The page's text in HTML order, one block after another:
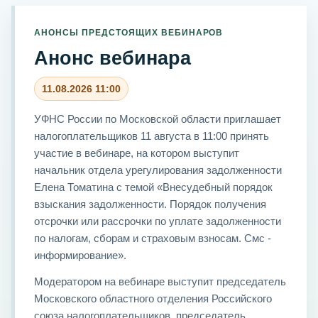
АНОНСЫ ПРЕДСТОЯЩИХ ВЕБИНАРОВ
Анонс вебинара
11.08.2026 11:00
УФНС России по Московской области приглашает
налогоплательщиков 11 августа в 11:00 принять
участие в вебинаре, на котором выступит
начальник отдела урегулирования задолженности
Елена Томатина с темой «Внесудебный порядок
взыскания задолженности. Порядок получения
отсрочки или рассрочки по уплате задолженности
по налогам, сборам и страховым взносам. Смс -
информирование».
Модератором на вебинаре выступит председатель
Московского областного отделения Российского
союза налогоплательщиков, председатель